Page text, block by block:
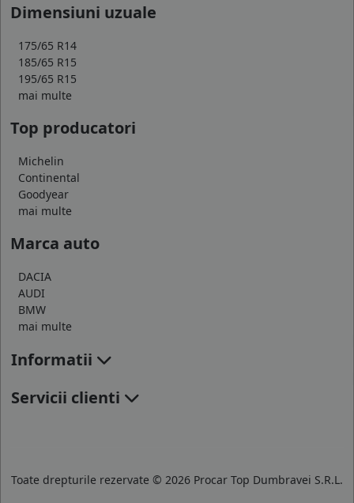
Dimensiuni uzuale
175/65 R14
185/65 R15
195/65 R15
mai multe
Top producatori
Michelin
Continental
Goodyear
mai multe
Marca auto
DACIA
AUDI
BMW
mai multe
Informatii
Servicii clienti
Toate drepturile rezervate © 2026 Procar Top Dumbravei S.R.L.